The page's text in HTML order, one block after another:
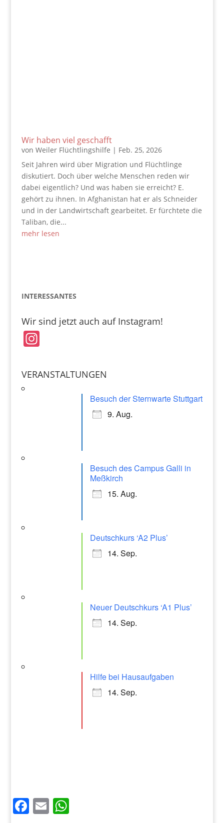
Wir haben viel geschafft
von Weiler Flüchtlingshilfe | Feb. 25, 2026
Seit Jahren wird über Migration und Flüchtlinge
diskutiert. Doch über welche Menschen reden wir
dabei eigentlich? Und was haben sie erreicht? E.
gehört zu ihnen. In Afghanistan hat er als Schneider
und in der Landwirtschaft gearbeitet. Er fürchtete die
Taliban, die...
mehr lesen
INTERESSANTES
Wir sind jetzt auch auf Instagram!
In
a
VERANSTALTUNGEN
Besuch der Sternwarte Stuttgart
9. Aug.
Besuch des Campus Galli in
Meßkirch
15. Aug.
Deutschkurs ‘A2 Plus’
14. Sep.
Neuer Deutschkurs ‘A1 Plus’
14. Sep.
Hilfe bei Hausaufgaben
14. Sep.
Facebook
Email